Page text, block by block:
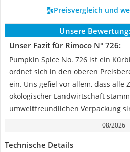
Preisvergleich und
Unsere Bewertung:
Unser Fazit für Rimoco N° 726:
Pumpkin Spice No. 726 ist ein
ordnet sich in den oberen
ein. Uns gefiel vor allem, dass alle
ökologischer Landwirtschaft
umweltfreundlichen Verpackung
08/2026
Technische Details